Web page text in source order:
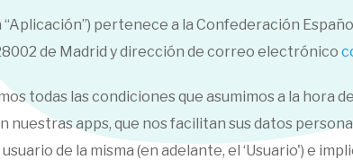
“Aplicación”) pertenece a la Confederación
de Madrid y dirección de correo electrónico
todas las condiciones que asumimos a la hora
nuestras apps, que nos facilitan sus datos
de la misma (en adelante, el ‘Usuario') e